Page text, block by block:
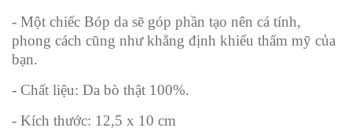
- Một chiếc Bóp da sẽ góp phần tạo nên cá tính,
phong cách cũng như khẳng định khiếu thẩm mỹ của
bạn.
- Chất liệu: Da bò thật 100%.
- Kích thước: 12,5 x 10 cm